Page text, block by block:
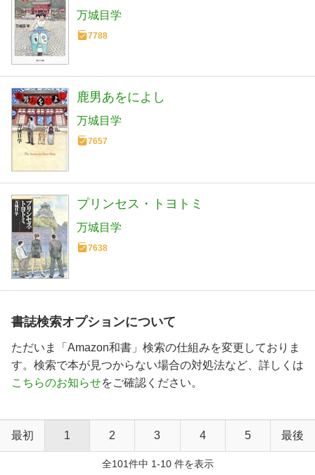
万城目学
7788
鹿男あをによし
万城目学
7657
プリンセス・トヨトミ
万城目学
7638
書誌検索オプションについて
ただいま「Amazon和書」検索の仕組みを変更しておりま
す。検索で本が見つからない場合の対処法など、詳しくは
こちらのお知らせをご確認ください。
最初 1 2 3 4 5 最後
全101件中 1-10 件を表示